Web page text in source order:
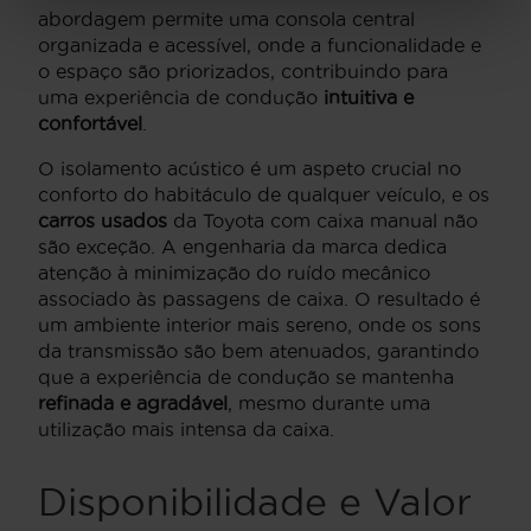
abordagem permite uma consola central
organizada e acessível, onde a funcionalidade e
o espaço são priorizados, contribuindo para
uma experiência de condução intuitiva e
confortável
O isolamento acústico é um aspeto crucial no
conforto do habitáculo de qualquer veículo, e os
carros usados da Toyota com caixa manual não
são exceção. A engenharia da marca dedica
atenção à minimização do ruído mecânico
associado às passagens de caixa. O resultado é
um ambiente interior mais sereno, onde os sons
da transmissão são bem atenuados, garantindo
que a experiência de condução se mantenha
refinada e agradável, mesmo durante uma
utilização mais intensa da caixa.
Disponibilidade e Valor